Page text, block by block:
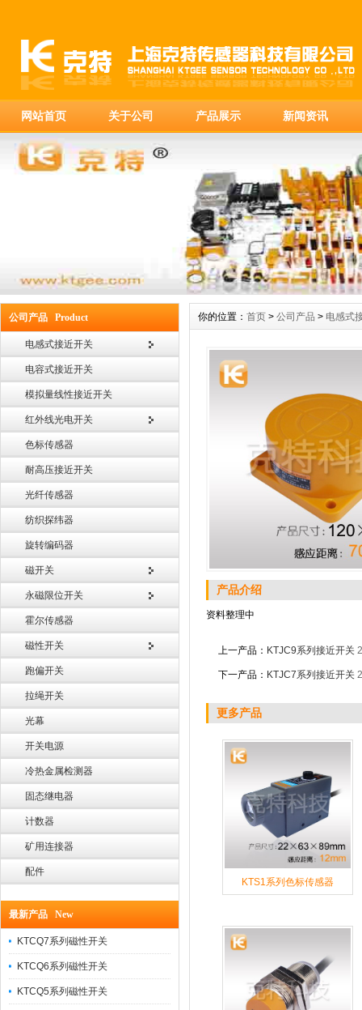
网站首页 关于公司 产品展示 新闻资讯
公司产品 Product
电感式接近开关
电容式接近开关
模拟量线性接近开关
红外线光电开关
色标传感器
耐高压接近开关
光纤传感器
纺织探纬器
旋转编码器
磁开关
永磁限位开关
霍尔传感器
磁性开关
跑偏开关
拉绳开关
光幕
开关电源
冷热金属检测器
固态继电器
计数器
矿用连接器
配件
最新产品 New
KTCQ7系列磁性开关
KTCQ6系列磁性开关
KTCQ5系列磁性开关
你的位置： 首页 > 公司产品 > 电感式
产品介绍
资料整理中
上一产品： KTJC9系列接近开关
下一产品： KTJC7系列接近开关
更多产品
KTS1系列色标传感器